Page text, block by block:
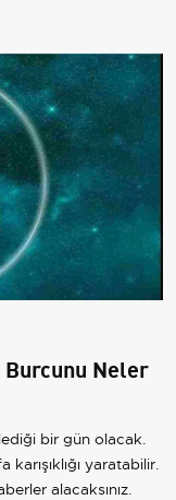
Burcunu Neler
bir gün olacak.
yaratabilir.
alacaksınız.